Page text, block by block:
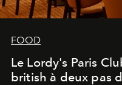
FOOD
Le Lordy's Paris
british à deux pas